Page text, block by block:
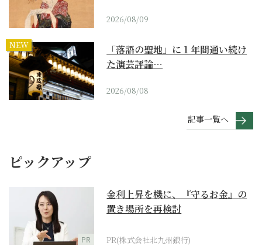
2026/08/09
NEW
「落語の聖地」に１年間通い続け
た演芸評論…
2026/08/08
記事一覧へ
ピックアップ
PR
金利上昇を機に、『守るお金』の
置き場所を再検討
PR(株式会社北九州銀行)